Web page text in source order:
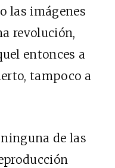
las imágenes
revolución,
entonces a
tampoco a
de las